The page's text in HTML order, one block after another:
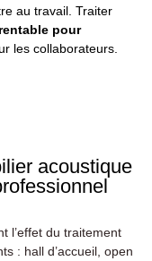
au travail. Traiter
pour
les collaborateurs.
acoustique
l’effet du traitement
: hall d’accueil, open